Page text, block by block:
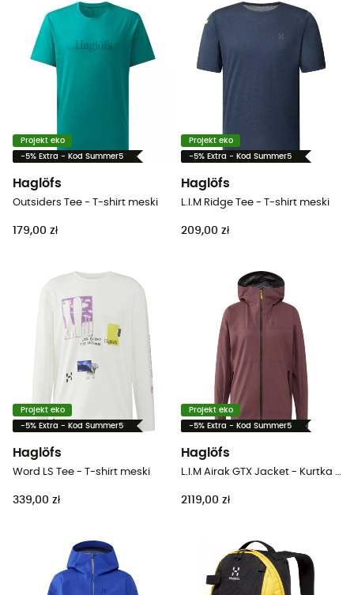
Projekt eko
-5% Extra - Kod Summer5
Haglöfs
Outsiders Tee - T-shirt meski
179,00 zł
Projekt eko
-5% Extra - Kod Summer5
Haglöfs
L.I.M Ridge Tee - T-shirt meski
209,00 zł
Projekt eko
-5% Extra - Kod Summer5
Haglöfs
Word LS Tee - T-shirt meski
339,00 zł
Projekt eko
-5% Extra - Kod Summer5
Haglöfs
L.I.M Airak GTX Jacket - Kurtka z membraną damska
2119,00 zł